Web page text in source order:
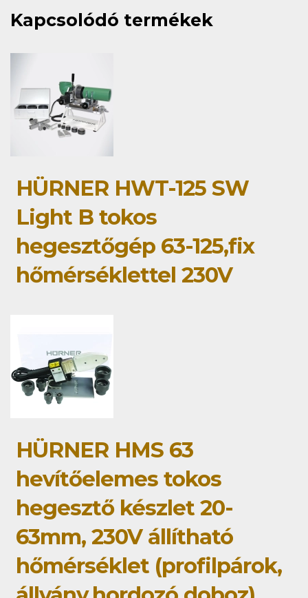
Kapcsolódó termékek
HÜRNER HWT-125 SW
Light B tokos
hegesztőgép 63-125,fix
hőmérséklettel 230V
HÜRNER HMS 63
hevítőelemes tokos
hegesztő készlet 20-
63mm, 230V állítható
hőmérséklet (profilpárok,